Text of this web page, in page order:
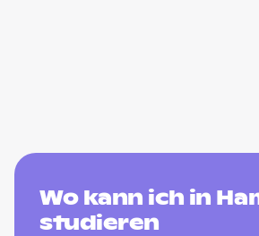
Wo kann ich in
studieren